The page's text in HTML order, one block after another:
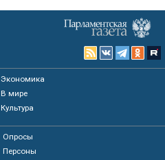
Экономика
В мире
Культура
Опросы
Персоны